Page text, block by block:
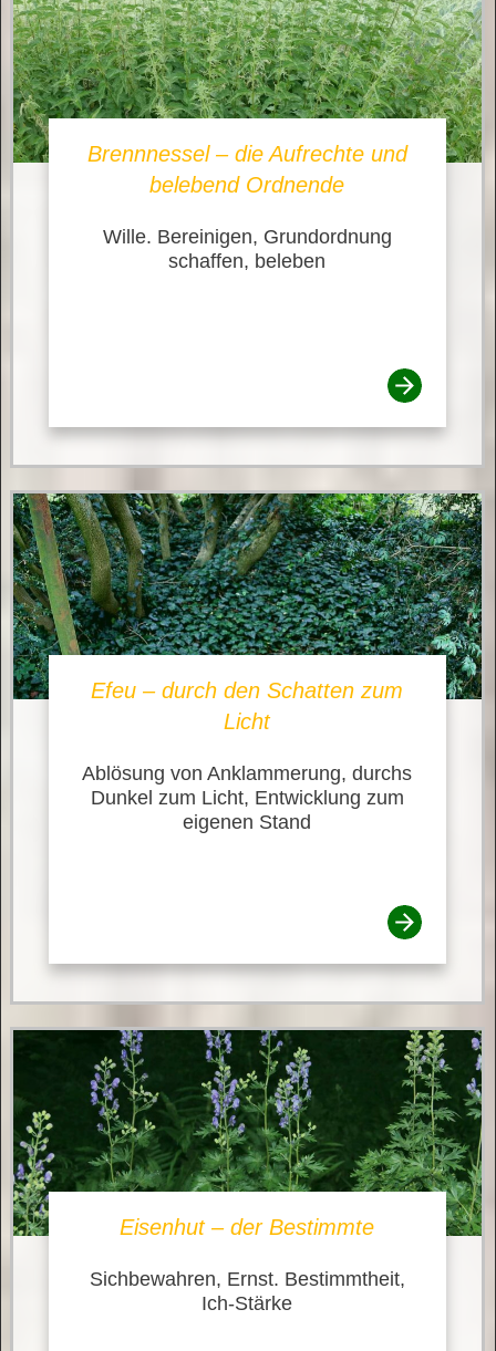
Brennnessel – die Aufrechte und
belebend Ordnende
Wille. Bereinigen, Grundordnung
schaffen, beleben
Efeu – durch den Schatten zum
Licht
Ablösung von Anklammerung, durchs
Dunkel zum Licht, Entwicklung zum
eigenen Stand
Eisenhut – der Bestimmte
Sichbewahren, Ernst. Bestimmtheit,
Ich-Stärke